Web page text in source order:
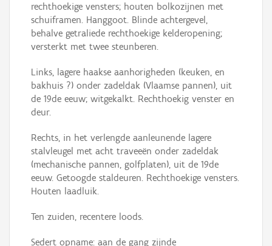
rechthoekige vensters; houten bolkozijnen met
schuiframen. Hanggoot. Blinde achtergevel,
behalve getraliede rechthoekige kelderopening;
versterkt met twee steunberen.
Links, lagere haakse aanhorigheden (keuken, en
bakhuis ?) onder zadeldak (Vlaamse pannen), uit
de 19de eeuw; witgekalkt. Rechthoekig venster en
deur.
Rechts, in het verlengde aanleunende lagere
stalvleugel met acht traveeën onder zadeldak
(mechanische pannen, golfplaten), uit de 19de
eeuw. Getoogde staldeuren. Rechthoekige vensters.
Houten laadluik.
Ten zuiden, recentere loods.
Sedert opname: aan de gang zijnde